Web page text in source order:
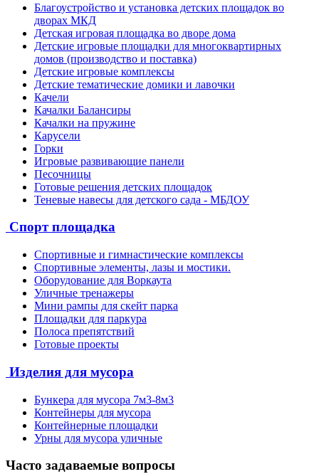
Благоустройство и установка детских площадок во
дворах МКД
Детская игровая площадка во дворе дома
Детские игровые площадки для многоквартирных
домов (производство и поставка)
Детские игровые комплексы
Детские тематические домики и лавочки
Качели
Качалки Балансиры
Качалки на пружине
Карусели
Горки
Игровые развивающие панели
Песочницы
Готовые решения детских площадок
Теневые навесы для детского сада - МБДОУ
Спорт площадка
Спортивные и гимнастические комплексы
Спортивные элементы, лазы и мостики.
Оборудование для Воркаута
Уличные тренажеры
Мини рампы для скейт парка
Площадки для паркура
Полоса препятствий
Готовые проекты
Изделия для мусора
Бункера для мусора 7м3-8м3
Контейнеры для мусора
Контейнерные площадки
Урны для мусора уличные
Часто задаваемые вопросы